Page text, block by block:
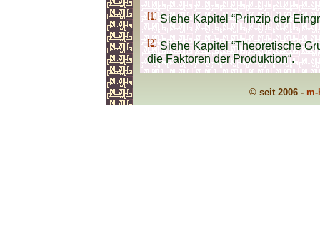
[1]Siehe Kapitel “Prinzip der
[2]Siehe Kapitel “Theoretische
die Faktoren der Produktion“.
© seit 2006 -